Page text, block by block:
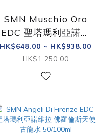
SMN Muschio Oro
EDC 聖塔瑪利亞諾維
拉 黃金麝香(金苔) 古
龍水 50/100ml
HK$648.00 ~ HK$938.00
HK$1,250.00